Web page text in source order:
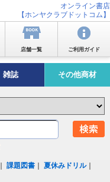
オンライン書店
【ホンヤクラブドットコム】
店舗一覧 ご利用ガイド
雑誌 その他商材
｜課題図書 ｜夏休みドリル｜